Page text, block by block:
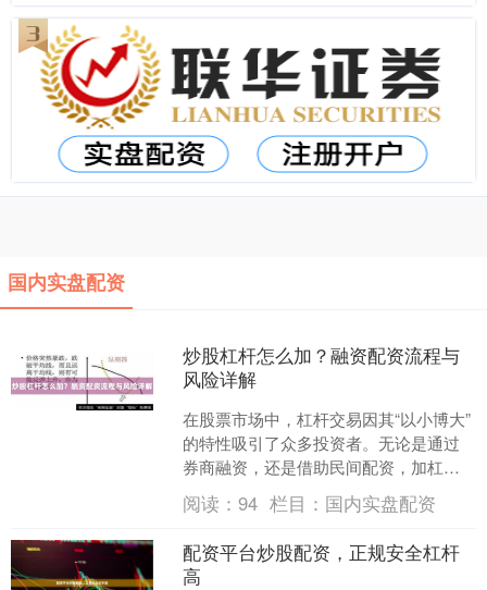
国内实盘配资
炒股杠杆怎么加？融资配资流程与
风险详解
在股票市场中，杠杆交易因其“以小博大”
的特性吸引了众多投资者。无论是通过
券商融资，还是借助民间配资，加杠杆
都能放大收益，但同时也成倍放大了风
险。本文将详细解析炒....
阅读：94 栏目： 国内实盘配资
配资平台炒股配资，正规安全杠杆
高